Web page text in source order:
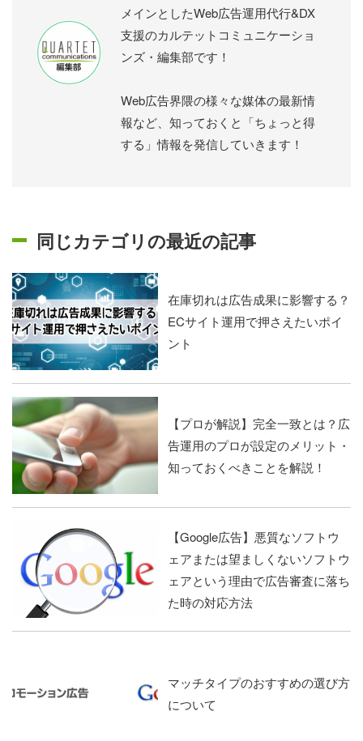
メインとしたWeb広告運用代行&DX
支援のカルテットコミュニケーショ
ンズ・編集部です！
Web広告界隈の様々な媒体の最新情
報など、知っておくと「ちょっと得
する」情報を発信していきます！
同じカテゴリの最近の記事
在庫切れは広告成果に影響する？
ECサイト運用で押さえたいポイ
ント
【プロが解説】完全一致とは？広
告運用のプロが設定のメリット・
知っておくべきことを解説！
【Google広告】悪質なソフトウ
ェアまたは望ましくないソフトウ
ェアという理由で広告審査に落ち
た時の対応方法
マッチタイプのおすすめの選び方
について